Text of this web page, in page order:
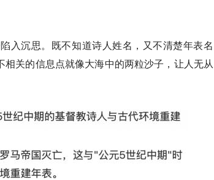
入沉思。既不知道诗人姓名，又不清楚年表名
关的信息点就像大海中的两粒沙子，让人无从